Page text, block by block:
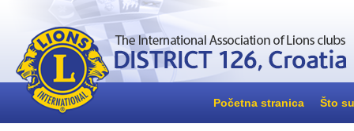
Početna stranica Što